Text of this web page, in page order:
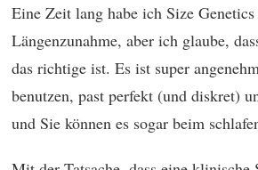
Eine Zeit lang habe ich Size
Längenzunahme, aber ich glaube,
das richtige ist. Es ist super
benutzen, past perfekt (und diskret)
und Sie können es sogar beim